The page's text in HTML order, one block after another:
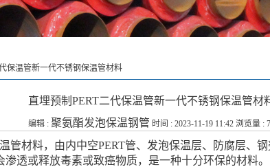
保温管新一代不锈钢保温管材料
直埋预制PERT二代保温管新一代不锈钢保温管材
编辑 : 聚氨酯发泡保温钢管 时间 : 2023-11-19 11:42 浏览量 :
管材料，由内中空PERT管、发泡保温层、防腐层、
透或释放毒素或致癌物质，是一种十分环保的材料